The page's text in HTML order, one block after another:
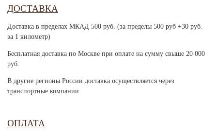
ДОСТАВКА
Доставка в пределах МКАД 500 руб. (за пределы 500 руб +30 руб.
за 1 километр)
Бесплатная доставка по Москве при оплате на сумму свыше 20 000
руб.
В другие регионы России доставка осуществляется через
транспортные компании
ОПЛАТА